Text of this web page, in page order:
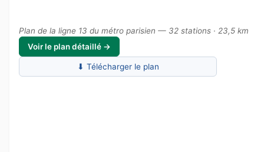
Plan de la ligne 13 du métro parisien — 32 stations · 23,5 km
Voir le plan détaillé →
⬇ Télécharger le plan